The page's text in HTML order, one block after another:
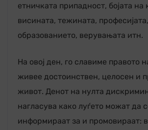
етничката припадност, бојата на
висината, тежината, професијата,
образованието, верувањата итн.
На овој ден, го славиме правото
живее достоинствен, целосен и
живот. Денот на нулта
нагласува како луѓето можат да
информираат за и промовираат: